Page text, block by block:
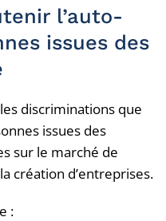
l’auto-
issues des
discriminations que
issues des
sur le marché de
création d’entreprises.
: